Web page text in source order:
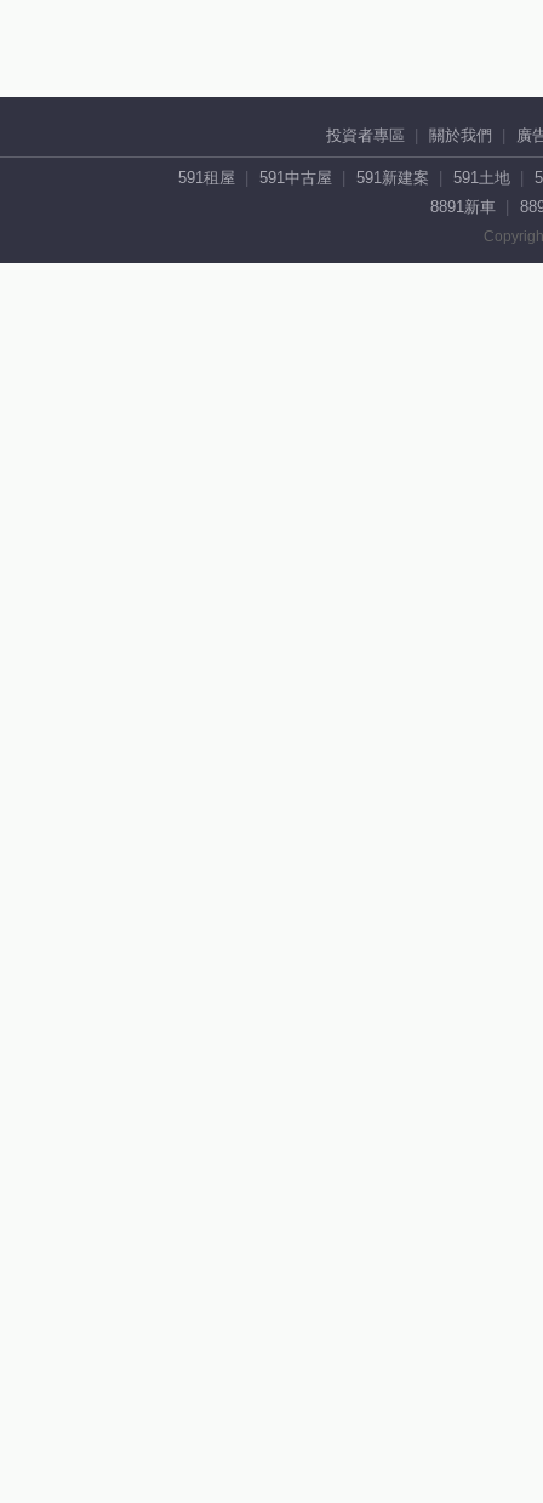
投資者專區 關於我們 廣
591租屋 591中古屋 591新建案 591土地
8891新車